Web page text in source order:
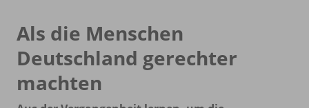
Als die Menschen
Deutschland gerechter
machten